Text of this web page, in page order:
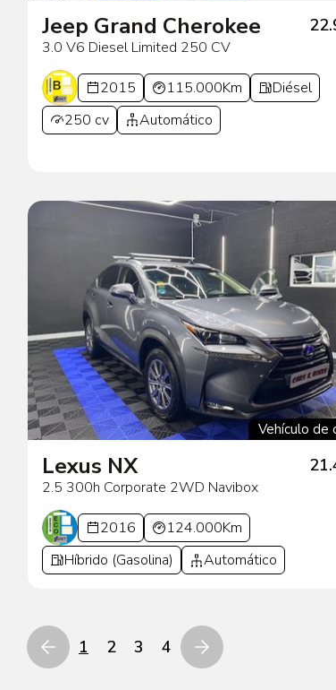
Jeep Grand Cherokee
3.0 V6 Diesel Limited 250 CV
2015 115.000Km
Diésel
250 cv
Automático
Vehículo de
Lexus NX
2.5 300h Corporate 2WD Navibox
2016
124.000Km
Híbrido (Gasolina)
Automático
1 2 3 4